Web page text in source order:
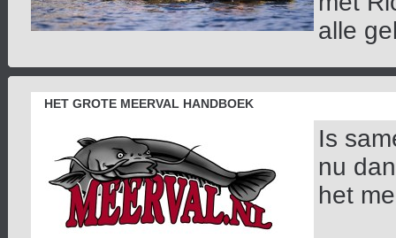
alle
HET GROTE MEERVAL HANDBOEK
Is
nu
het